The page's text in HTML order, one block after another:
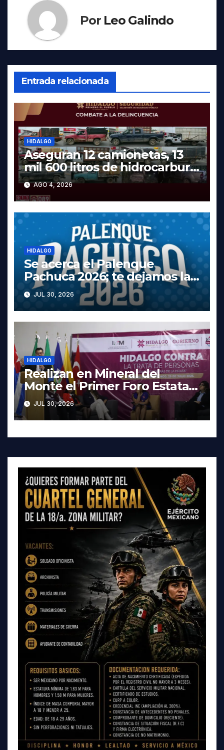
Por Leo Galindo
Entrada relacionada
HIDALGO
Aseguran 12 camionetas, 13
mil 600 litros de hidrocarburo
y dos vehículos robados en
Tula
AGO 4, 2026
HIDALGO
Se acerca el Palenque
Pachuca 2026; te dejamos la
cartelera completa, las fechas
y los precios
JUL 30, 2026
HIDALGO
Realizan en Mineral del
Monte el Primer Foro Estatal
contra la Trata de Personas
JUL 30, 2026